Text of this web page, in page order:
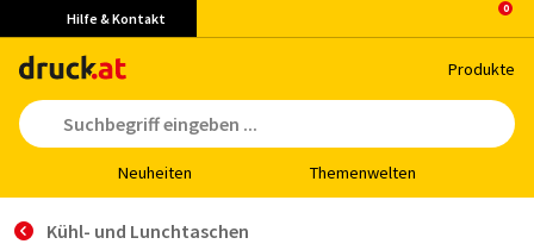
Hilfe & Kontakt
Pro­duk­te
Neu­hei­ten The­men­wel­ten
Kühl- und Lunchtaschen